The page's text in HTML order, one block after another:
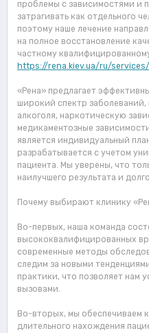
проблемы с зависимостями и
затрагивать как отдельного
поэтому наше лечение
на полное восстановление
частному
https://rena.kiev.ua/ru/
«Рена» предлагает
широкий спектр
алкоголя, наркотическую
медикаментозные
является индивидуальный
разрабатывается с учетом
пациента. Мы уверены, что
наилучшего результата и
Почему выбирают клинику
Во-первых, наша команда
высококвалифицированных
современные методы
следим за новыми
практики, что позволяет нам
вызовами.
Во-вторых, мы обеспечиваем
длительного нахождения